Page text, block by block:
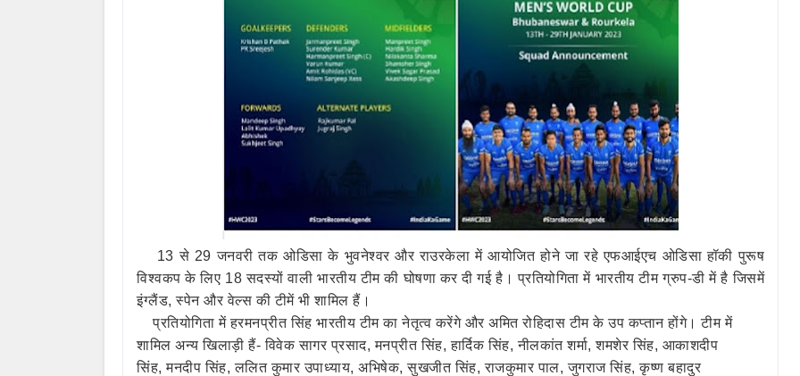
13 से 29 जनवरी तक ओडिसा के भुवनेश्‍वर और राउरकेला में आयोजित होने जा रहे एफआईएच ओडिसा हॉकी पुरूष
विश्‍वकप के लिए 18 सदस्‍यों वाली भारतीय टीम की घोषणा कर दी गई है। प्रतियोगिता में भारतीय टीम ग्रुप-डी में है जिसमें
इंग्‍लैंड, स्‍पेन और वेल्‍स की टीमें भी शामिल हैं।
प्रतियोगिता में हरमनप्रीत सिंह भारतीय टीम का नेतृत्‍व करेंगे और अमित रोहिदास टीम के उप कप्‍तान होंगे। टीम में
शामिल अन्‍य खिलाड़ी हैं- विवेक सागर प्रसाद, मनप्रीत सिंह, हार्दि‍क सिंह, नीलकांत शर्मा, शमशेर सिंह, आकाशदीप
सिंह, मनदीप सिंह, ललित कुमार उपाध्‍याय, अभिषेक, सुखजीत सिंह, राजकुमार पाल, जुगराज सिंह, कृष्‍ण बहादुर